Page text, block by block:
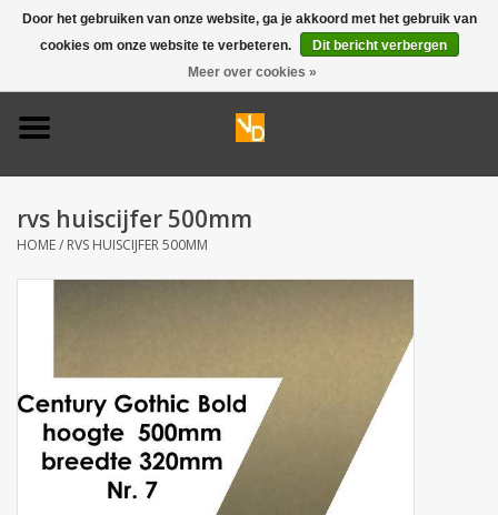
0 Artikelen - €0,00
Deurbel 304
Opruiming
rvs huiscijfer 500mm
HOME/ RVS HUISCIJFER 500MM
Door het gebruiken van onze website, ga je akkoord met het gebruik van
cookies om onze website te verbeteren.
Dit bericht verbergen
Meer over cookies »